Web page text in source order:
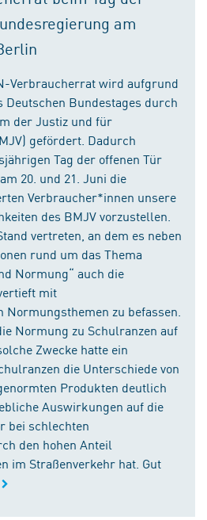
am
Verbraucherrat wird aufgrund
Deutschen Bundestages durch
der Justiz und für
gefördert. Dadurch
Tag der offenen Tür
20. und 21. Juni die
Verbraucher*innen unsere
des BMJV vorzustellen.
vertreten, an dem es neben
rund um das Thema
Normung“ auch die
mit
zu befassen.
Normung zu Schulranzen auf
Zwecke hatte ein
die Unterschiede von
Produkten deutlich
Auswirkungen auf die
bei schlechten
den hohen Anteil
im Straßenverkehr hat. Gut